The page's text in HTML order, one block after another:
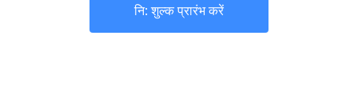
नि: शुल्क प्रारंभ करें